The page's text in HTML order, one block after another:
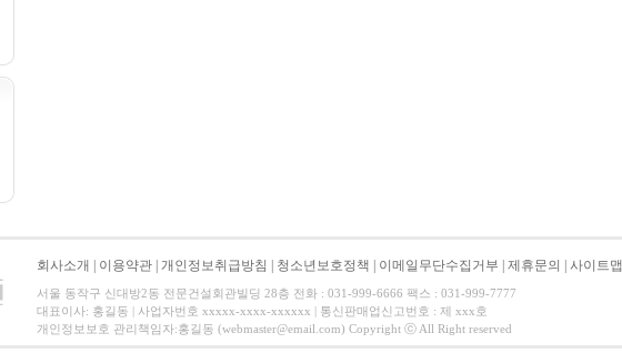
회사소개 이용약관 개인정보취급방침 청소년보호정책 이메일무단수집거부 제휴문의 사이트맵
서울 동작구 신대방2동 전문건설회관빌딩 28층 전화 : 031-999-6666 팩스 : 031-999-7777
대표이사: 홍길동 | 사업자번호 xxxxx-xxxx-xxxxxx | 통신판매업신고번호 : 제 xxx호
개인정보보호 관리책임자:홍길동 (webmaster@email.com) Copyright ⓒ All Right reserved